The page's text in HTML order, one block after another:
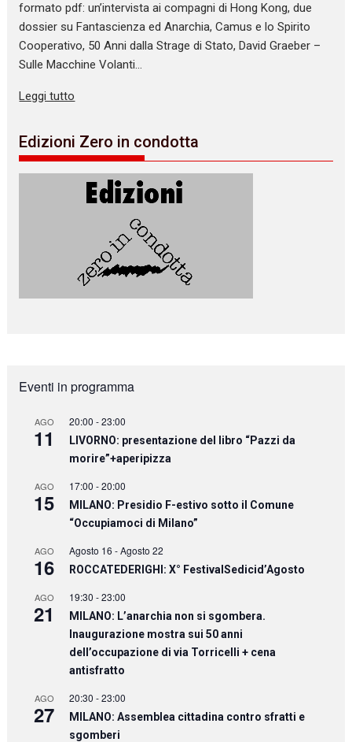
formato pdf: un’intervista ai compagni di Hong Kong, due
dossier su Fantascienza ed Anarchia, Camus e lo Spirito
Cooperativo, 50 Anni dalla Strage di Stato, David Graeber –
Sulle Macchine Volanti…
Leggi tutto
Edizioni Zero in condotta
Eventi in programma
AGO
11
20:00 -23:00
LIVORNO: presentazione del libro “Pazzi da
morire”+aperipizza
AGO
15
17:00 -20:00
MILANO: Presidio F-estivo sotto il Comune
“Occupiamoci di Milano”
AGO
16
Agosto 16 -Agosto 22
ROCCATEDERIGHI: X° FestivalSedicid’Agosto
AGO
21
19:30 -23:00
MILANO: L’anarchia non si sgombera.
Inaugurazione mostra sui 50 anni
dell’occupazione di via Torricelli + cena
antisfratto
AGO
27
20:30 -23:00
MILANO: Assemblea cittadina contro sfratti e
sgomberi